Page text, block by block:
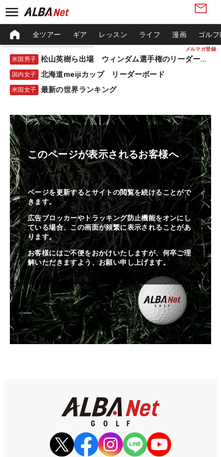
メルマガ登録
全ツアー ギア レッスン ライフ 漫画 ゴル
米国男子 松山英樹ら出場 ウィンダム選手権のリーダーボード
国内女子 北海道meijiカップ リーダーボード
米国女子 最新の世界ランキング
このページが表示されるお客様へ
ページを更新するとサイトの閲覧を続けることがで
きます。
広告ブロッカーやトラッキング防止機能をオンにし
ている場合、この画面が頻繁に表示されることがあ
ります。
お客様にはご不便をおかけいたしますが、何卒ご理
解いただきますよう、お願い申し上げます。